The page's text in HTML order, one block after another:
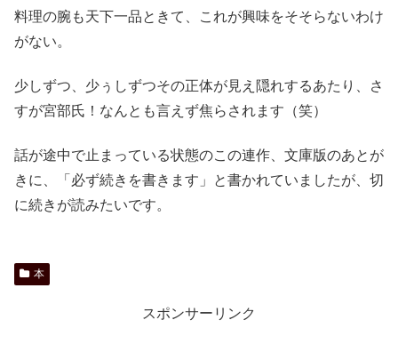
料理の腕も天下一品ときて、これが興味をそそらないわけ
がない。
少しずつ、少ぅしずつその正体が見え隠れするあたり、さ
すが宮部氏！なんとも言えず焦らされます（笑）
話が途中で止まっている状態のこの連作、文庫版のあとが
きに、「必ず続きを書きます」と書かれていましたが、切
に続きが読みたいです。
本
スポンサーリンク